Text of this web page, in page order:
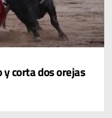
corta dos orejas